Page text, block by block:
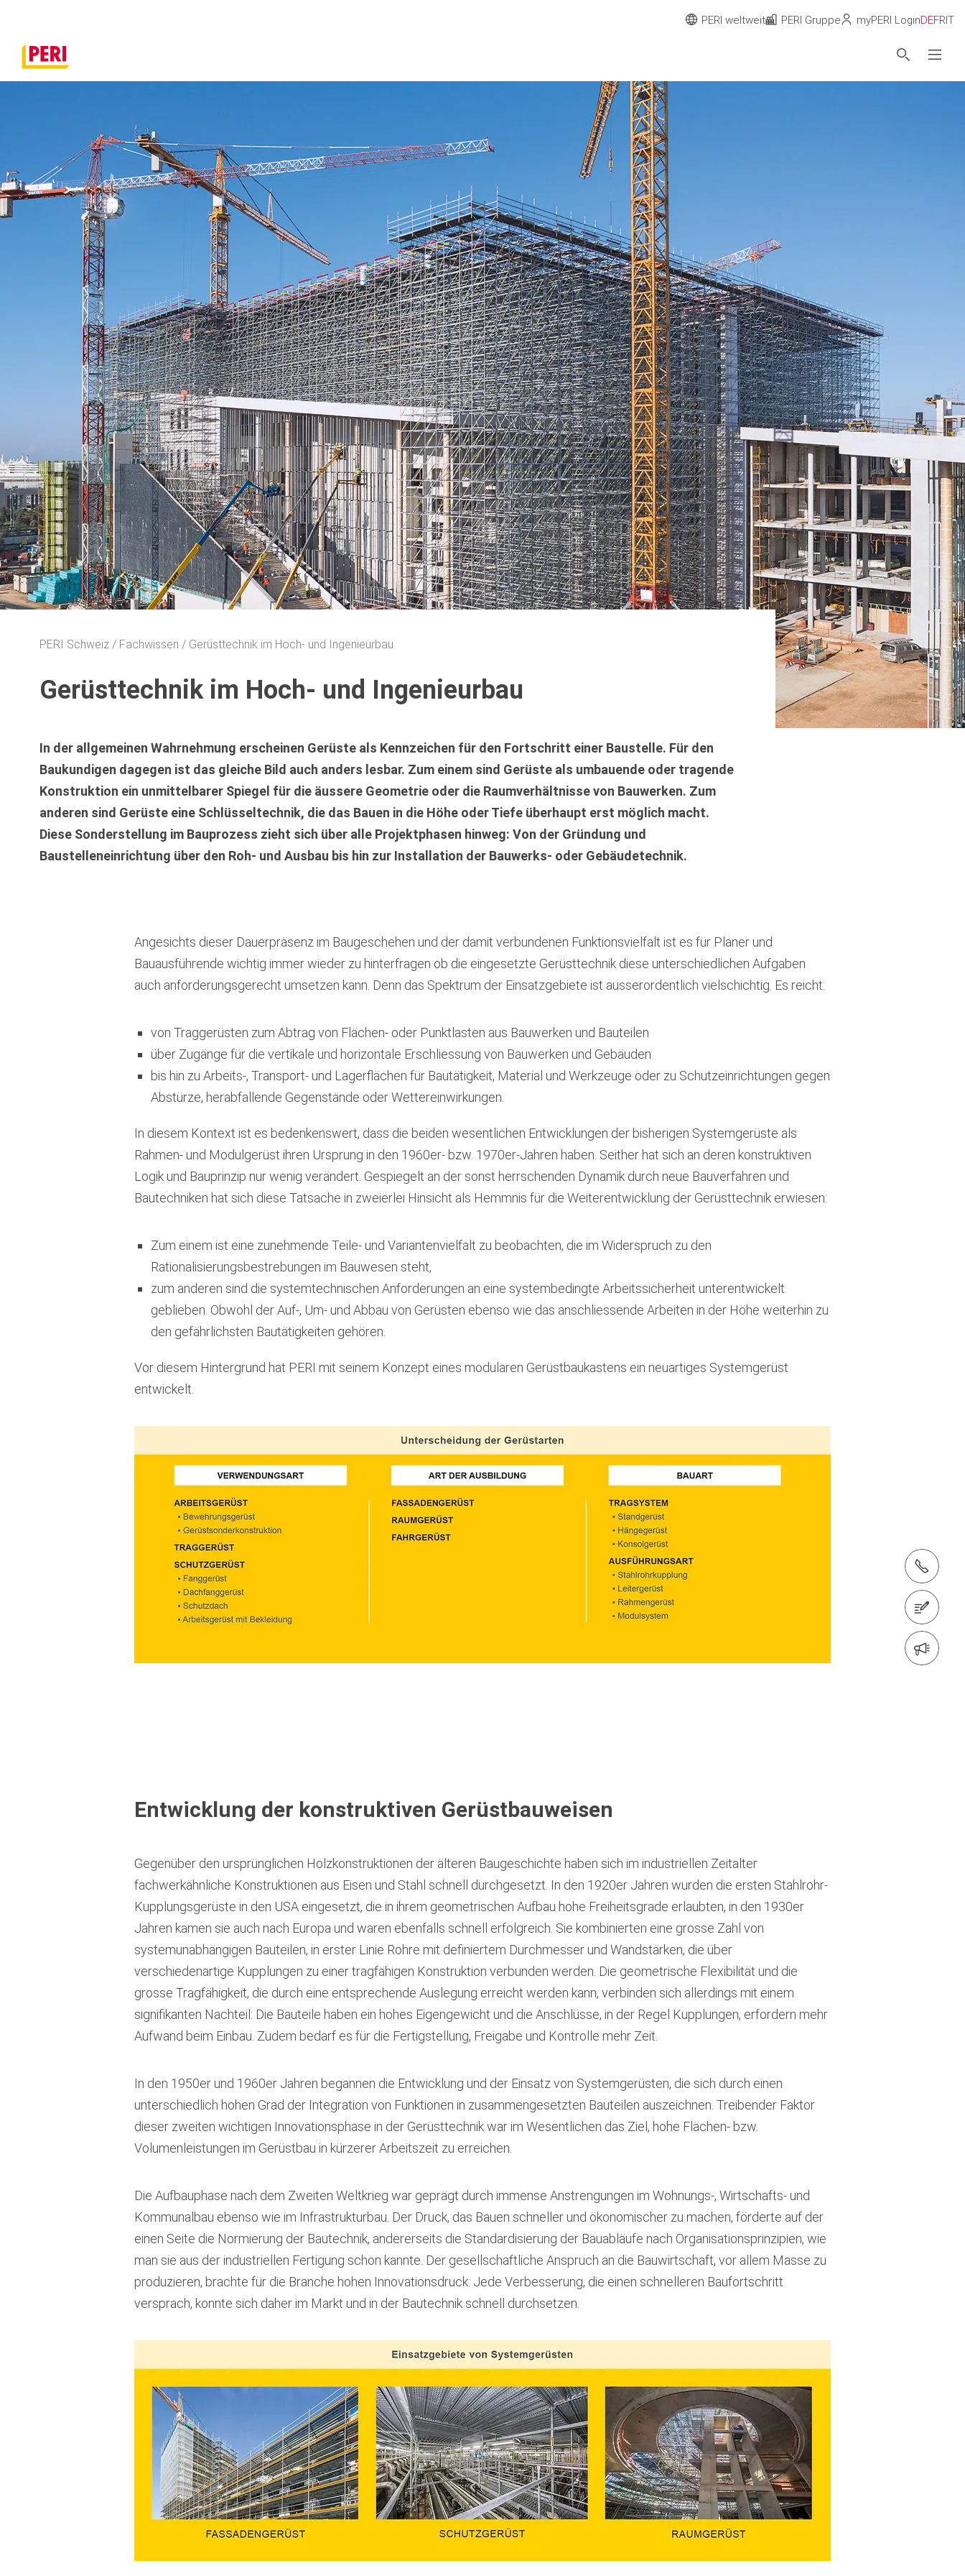
PERI Schweiz Fachwissen Gerüsttechnik im Hoch- und Ingenieurbau
Gerüsttechnik im Hoch- und Ingenieurbau
In der allgemeinen Wahrnehmung erscheinen Gerüste als Kennzeichen für den Fortschritt einer Baustelle. Für den
Baukundigen dagegen ist das gleiche Bild auch anders lesbar. Zum einem sind Gerüste als umbauende oder tragende
Konstruktion ein unmittelbarer Spiegel für die äussere Geometrie oder die Raumverhältnisse von Bauwerken. Zum
anderen sind Gerüste eine Schlüsseltechnik, die das Bauen in die Höhe oder Tiefe überhaupt erst möglich macht.
Diese Sonderstellung im Bauprozess zieht sich über alle Projektphasen hinweg: Von der Gründung und
Baustelleneinrichtung über den Roh- und Ausbau bis hin zur Installation der Bauwerks- oder Gebäudetechnik.
Angesichts dieser Dauerpräsenz im Baugeschehen und der damit verbundenen Funktionsvielfalt ist es für Planer und
Bauausführende wichtig immer wieder zu hinterfragen ob die eingesetzte Gerüsttechnik diese unterschiedlichen Aufgaben
auch anforderungsgerecht umsetzen kann. Denn das Spektrum der Einsatzgebiete ist ausserordentlich vielschichtig. Es reicht:
von Traggerüsten zum Abtrag von Flächen- oder Punktlasten aus Bauwerken und Bauteilen
über Zugänge für die vertikale und horizontale Erschliessung von Bauwerken und Gebäuden
bis hin zu Arbeits-, Transport- und Lagerflächen für Bautätigkeit, Material und Werkzeuge oder zu Schutzeinrichtungen gegen
Abstürze, herabfallende Gegenstände oder Wettereinwirkungen.
In diesem Kontext ist es bedenkenswert, dass die beiden wesentlichen Entwicklungen der bisherigen Systemgerüste als
Rahmen- und Modulgerüst ihren Ursprung in den 1960er- bzw. 1970er-Jahren haben. Seither hat sich an deren konstruktiven
Logik und Bauprinzip nur wenig verändert. Gespiegelt an der sonst herrschenden Dynamik durch neue Bauverfahren und
Bautechniken hat sich diese Tatsache in zweierlei Hinsicht als Hemmnis für die Weiterentwicklung der Gerüsttechnik erwiesen:
Zum einem ist eine zunehmende Teile- und Variantenvielfalt zu beobachten, die im Widerspruch zu den
Rationalisierungsbestrebungen im Bauwesen steht,
zum anderen sind die systemtechnischen Anforderungen an eine systembedingte Arbeitssicherheit unterentwickelt
geblieben. Obwohl der Auf-, Um- und Abbau von Gerüsten ebenso wie das anschliessende Arbeiten in der Höhe weiterhin zu
den gefährlichsten Bautätigkeiten gehören.
Vor diesem Hintergrund hat PERI mit seinem Konzept eines modularen Gerüstbaukastens ein neuartiges Systemgerüst
entwickelt.
Entwicklung der konstruktiven Gerüstbauweisen
Gegenüber den ursprünglichen Holzkonstruktionen der älteren Baugeschichte haben sich im industriellen Zeitalter
fachwerkähnliche Konstruktionen aus Eisen und Stahl schnell durchgesetzt. In den 1920er Jahren wurden die ersten Stahlrohr-
Kupplungsgerüste in den USA eingesetzt, die in ihrem geometrischen Aufbau hohe Freiheitsgrade erlaubten, in den 1930er
Jahren kamen sie auch nach Europa und waren ebenfalls schnell erfolgreich. Sie kombinierten eine grosse Zahl von
systemunabhängigen Bauteilen, in erster Linie Rohre mit definiertem Durchmesser und Wandstärken, die über
verschiedenartige Kupplungen zu einer tragfähigen Konstruktion verbunden werden. Die geometrische Flexibilität und die
grosse Tragfähigkeit, die durch eine entsprechende Auslegung erreicht werden kann, verbinden sich allerdings mit einem
signifikanten Nachteil: Die Bauteile haben ein hohes Eigengewicht und die Anschlüsse, in der Regel Kupplungen, erfordern mehr
Aufwand beim Einbau. Zudem bedarf es für die Fertigstellung, Freigabe und Kontrolle mehr Zeit.
In den 1950er und 1960er Jahren begannen die Entwicklung und der Einsatz von Systemgerüsten, die sich durch einen
unterschiedlich hohen Grad der Integration von Funktionen in zusammengesetzten Bauteilen auszeichnen. Treibender Faktor
dieser zweiten wichtigen Innovationsphase in der Gerüsttechnik war im Wesentlichen das Ziel, hohe Flächen- bzw.
Volumenleistungen im Gerüstbau in kürzerer Arbeitszeit zu erreichen.
Die Aufbauphase nach dem Zweiten Weltkrieg war geprägt durch immense Anstrengungen im Wohnungs-, Wirtschafts- und
Kommunalbau ebenso wie im Infrastrukturbau. Der Druck, das Bauen schneller und ökonomischer zu machen, förderte auf der
einen Seite die Normierung der Bautechnik, andererseits die Standardisierung der Bauabläufe nach Organisationsprinzipien, wie
man sie aus der industriellen Fertigung schon kannte. Der gesellschaftliche Anspruch an die Bauwirtschaft, vor allem Masse zu
produzieren, brachte für die Branche hohen Innovationsdruck: Jede Verbesserung, die einen schnelleren Baufortschritt
versprach, konnte sich daher im Markt und in der Bautechnik schnell durchsetzen.
PERI weltweit PERI Gruppe myPERI LoginDEFRIT